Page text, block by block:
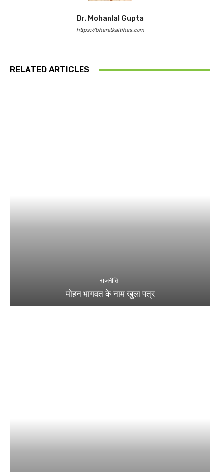
Dr. Mohanlal Gupta
https://bharatkaitihas.com
RELATED ARTICLES
राजनीति
मोहन भागवत के नाम खुला पत्र